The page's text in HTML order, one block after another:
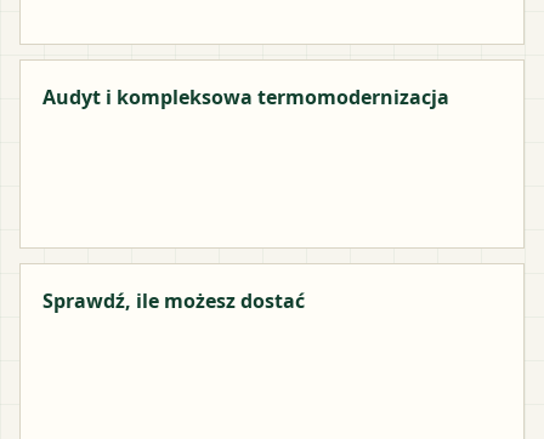
Audyt i kompleksowa termomodernizacja
Sprawdź, ile możesz dostać